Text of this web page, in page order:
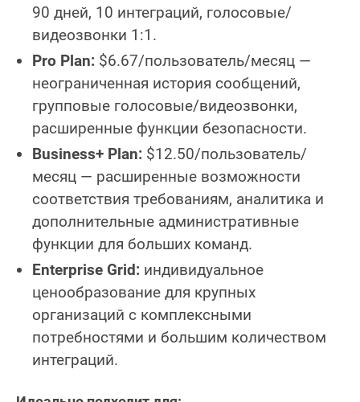
90 дней, 10 интеграций, голосовые/
видеозвонки 1:1.
Pro Plan: $6.67/пользователь/месяц —
неограниченная история сообщений,
групповые голосовые/видеозвонки,
расширенные функции безопасности.
Business+ Plan: $12.50/пользователь/
месяц — расширенные возможности
соответствия требованиям, аналитика и
дополнительные административные
функции для больших команд.
Enterprise Grid: индивидуальное
ценообразование для крупных
организаций с комплексными
потребностями и большим количеством
интеграций.